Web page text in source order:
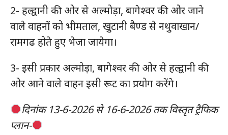
2- हल्द्वानी की ओर से अल्मोड़ा, बागेश्वर की ओर जाने
वाले वाहनों को भीमताल, खुटानी बैण्ड से नथुवाखान/
रामगढ होते हुए भेजा जायेगा।
3- इसी प्रकार अल्मोड़ा, बागेश्वर की ओर से हल्द्वानी की
ओर आने वाले वाहन इसी रूट का प्रयोग करेंगे।
दिनांक 13-6-2026 से 16-6-2026 तक विस्तृत ट्रैफिक
प्लान-